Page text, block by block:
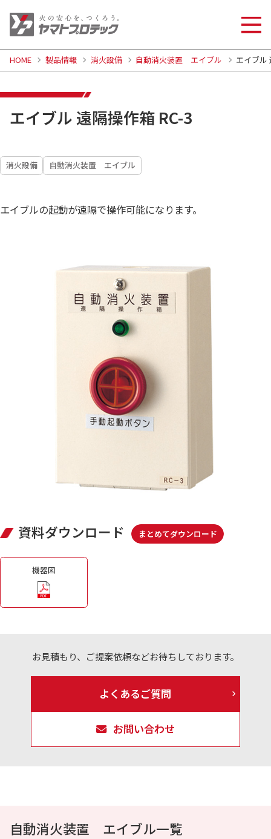
エイブル 遠隔操作箱 RC-3
HOME 製品情報 消火設備 自動消火装置 エイブル エイブル
消火設備 自動消火装置 エイブル
エイブルの起動が遠隔で操作可能になります。
資料ダウンロード まとめてダウンロード
機器図
お見積もり、ご提案依頼などお待ちしております。
よくあるご質問
お問い合わせ
自動消火装置 エイブル一覧